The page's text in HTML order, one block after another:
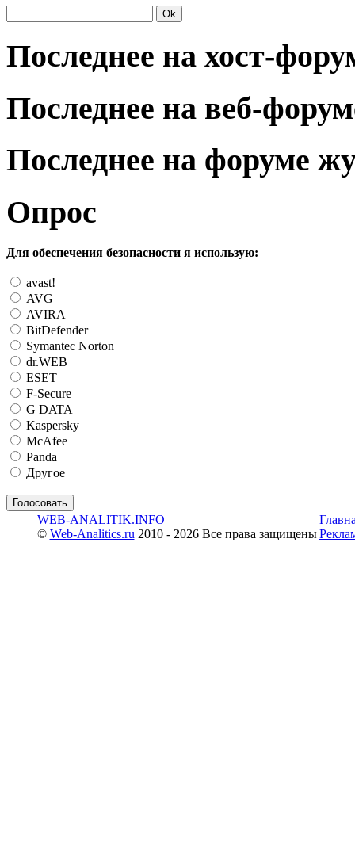
Последнее на хост-
Последнее на веб-
Последнее на форуме
Опрос
Для обеспечения безопасности я использую:
avast!
AVG
AVIRA
BitDefender
Symantec Norton
dr.WEB
ESET
F-Secure
G DATA
Kaspersky
McAfee
Panda
Другое
WEB-ANALITIK.INFO
© Web-Analitics.ru 2010 - 2026 Все права защищены